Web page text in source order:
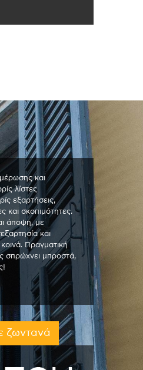
και
λίστες
εξαρτήσεις,
και σκοπιμότητες.
άποψη, με
και
Πραγματική
σπρώχνει μπροστά,
ζωντανά